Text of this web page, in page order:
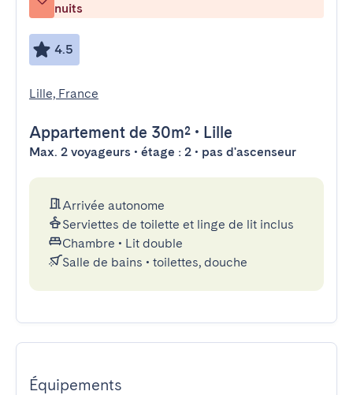
nuits
4.5
Lille, France
Appartement de 30m² • Lille
Max. 2 voyageurs • étage : 2 • pas d'ascenseur
Arrivée autonome
Serviettes de toilette et linge de lit inclus
Chambre • Lit double
Salle de bains • toilettes, douche
Équipements